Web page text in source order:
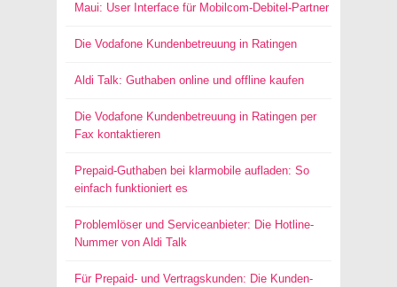
Maui: User Interface für Mobilcom-Debitel-Partner
Die Vodafone Kundenbetreuung in Ratingen
Aldi Talk: Guthaben online und offline kaufen
Die Vodafone Kundenbetreuung in Ratingen per
Fax kontaktieren
Prepaid-Guthaben bei klarmobile aufladen: So
einfach funktioniert es
Problemlöser und Serviceanbieter: Die Hotline-
Nummer von Aldi Talk
Für Prepaid- und Vertragskunden: Die Kunden-